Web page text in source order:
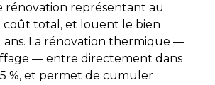
rénovation représentant au
coût total, et louent le bien
ans. La rénovation thermique —
— entre directement dans
%, et permet de cumuler